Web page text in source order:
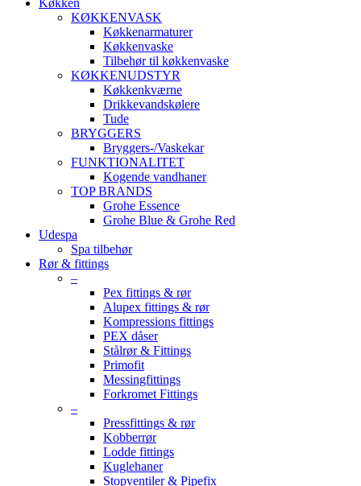
Køkken
KØKKENVASK
Køkkenarmaturer
Køkkenvaske
Tilbehør til køkkenvaske
KØKKENUDSTYR
Køkkenkværne
Drikkevandskølere
Tude
BRYGGERS
Bryggers-/Vaskekar
FUNKTIONALITET
Kogende vandhaner
TOP BRANDS
Grohe Essence
Grohe Blue & Grohe Red
Udespa
Spa tilbehør
Rør & fittings
–
Pex fittings & rør
Alupex fittings & rør
Kompressions fittings
PEX dåser
Stålrør & Fittings
Primofit
Messingfittings
Forkromet Fittings
–
Pressfittings & rør
Kobberrør
Lodde fittings
Kuglehaner
Stopventiler & Pipefix